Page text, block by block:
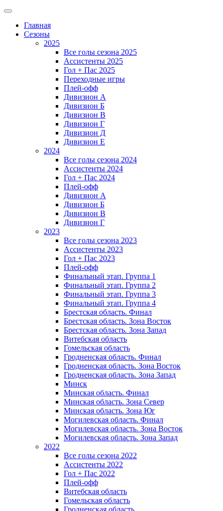
Главная
Сезоны
2025
Все голы сезона 2025
Ассистенты 2025
Гол + Пас 2025
Переходные игры
Плей-офф
Дивизион A
Дивизион Б
Дивизион В
Дивизион Г
Дивизион Д
Дивизион Е
2024
Все голы сезона 2024
Ассистенты 2024
Гол + Пас 2024
Плей-офф
Дивизион A
Дивизион Б
Дивизион В
Дивизион Г
2023
Все голы сезона 2023
Ассистенты 2023
Гол + Пас 2023
Плей-офф
Финальный этап. Группа 1
Финальный этап. Группа 2
Финальный этап. Группа 3
Финальный этап. Группа 4
Брестская область. Финал
Брестская область. Зона Восток
Брестская область. Зона Запад
Витебская область
Гомельская область
Гродненская область. Финал
Гродненская область. Зона Восток
Гродненская область. Зона Запад
Минск
Минская область. Финал
Минская область. Зона Север
Минская область. Зона Юг
Могилевская область. Финал
Могилевская область. Зона Восток
Могилевская область. Зона Запад
2022
Все голы сезона 2022
Ассистенты 2022
Гол + Пас 2022
Плей-офф
Витебская область
Гомельская область
Гродненская область